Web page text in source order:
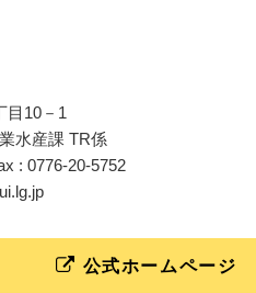
目10－1
水産課 TR係
: 0776-20-5752
公式ホームページ